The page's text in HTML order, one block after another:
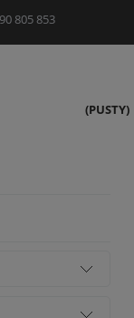
805 853
(PUSTY)